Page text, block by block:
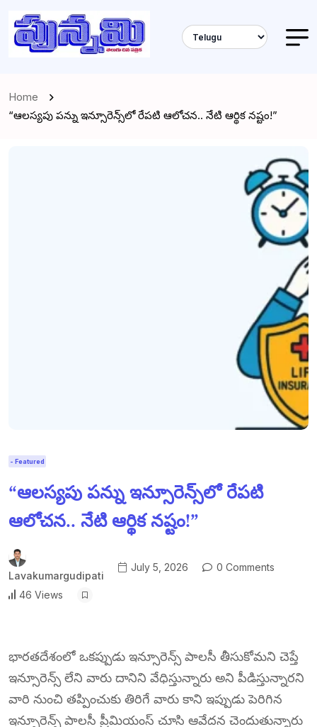
Home
“ఆలస్యపు పన్ను ఇన్సూరెన్స్‌లో రేపటి ఆలోచన.. నేటి ఆర్థిక నష్టం!”
- Featured
“ఆలస్యపు పన్ను ఇన్సూరెన్స్‌లో రేపటి
ఆలోచన.. నేటి ఆర్థిక నష్టం!”
Lavakumargudipati
July 5, 2026 0 Comments
46 Views
​భారతదేశంలో ఒకప్పుడు ఇన్సూరెన్స్ పాలసీ తీసుకోమని చెప్తే
ఇన్సూరెన్స్ లేని వారు దానిని వేధిస్తున్నారు అని పీడిస్తున్నారని
వారి నుంచి తప్పించుకు తిరిగే వారు కాని ఇప్పుడు పెరిగిన
ఇన్సూరెన్స్ పాలసీ ప్రీమియంస్ చూసి ఆవేదన చెందుతున్నారు